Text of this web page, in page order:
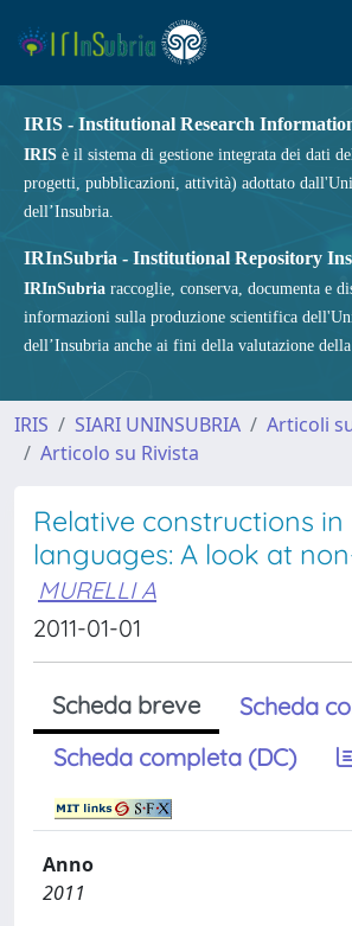
IRIS - Institutional Research
IRIS è il sistema di gestione integrata dei dati
progetti, pubblicazioni, attività) adottato
dell’Insubria.
IRInSubria - Institutional Repository
IRInSubria raccoglie, conserva, documenta e
informazioni sulla produzione scientifica
dell’Insubria anche ai fini della valutazione
IRIS SIARI UNINSUBRIA
Articoli
Articolo su Rivista
Relative constructions in
languages: A look at
MURELLI A
2011-01-01
Scheda breve
Scheda
Scheda completa (DC)
Anno
2011